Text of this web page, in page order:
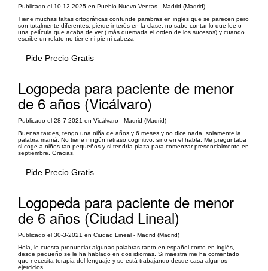
Publicado el 10-12-2025 en Pueblo Nuevo Ventas - Madrid (Madrid)
Tiene muchas faltas ortográficas confunde parabras en ingles que se parecen pero
son totalmente diferentes, pierde interés en la clase, no sabe contar lo que lee o
una película que acaba de ver ( más quemada el orden de los sucesos) y cuando
escribe un relato no tiene ni pie ni cabeza
Pide Precio Gratis
Logopeda para paciente de menor
de 6 años (Vicálvaro)
Publicado el 28-7-2021 en Vicálvaro - Madrid (Madrid)
Buenas tardes, tengo una niña de años y 6 meses y no dice nada, solamente la
palabra mamá. No tiene ningún retraso cognitivo, sino en el habla. Me preguntaba
si coge a niños tan pequeños y si tendría plaza para comenzar presencialmente en
septiembre. Gracias.
Pide Precio Gratis
Logopeda para paciente de menor
de 6 años (Ciudad Lineal)
Publicado el 30-3-2021 en Ciudad Lineal - Madrid (Madrid)
Hola, le cuesta pronunciar algunas palabras tanto en español como en inglés,
desde pequeño se le ha hablado en dos idiomas. Si maestra me ha comentado
que necesita terapia del lenguaje y se está trabajando desde casa algunos
ejercicios.